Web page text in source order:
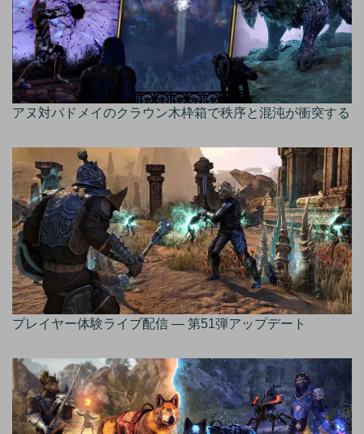
アヌ対パドメイのクラウン木枠箱で秩序と混沌が衝突する
プレイヤー体験ライブ配信 — 第51弾アップデート